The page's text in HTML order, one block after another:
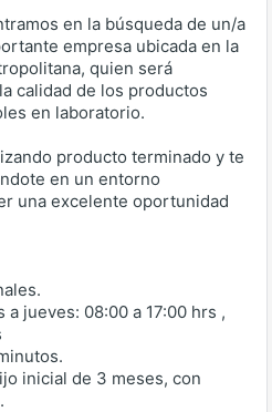
en la búsqueda de un/a
empresa ubicada en la
quien será
calidad de los productos
en laboratorio.
producto terminado y te
en un entorno
una excelente oportunidad
jueves: 08:00 a 17:00 hrs ,
inicial de 3 meses, con